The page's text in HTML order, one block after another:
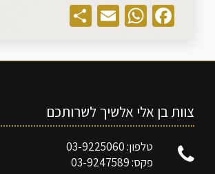
Facebook
WhatsApp
Email
צוות בן אלי אלשיך לשרותכם
טלפון: 03-9225060
פקס: 03-9247589